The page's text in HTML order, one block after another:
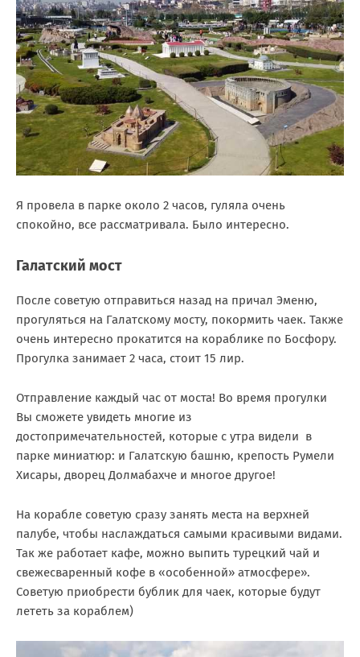
Я провела в парке около 2 часов, гуляла очень
спокойно, все рассматривала. Было интересно.
Галатский мост
После советую отправиться назад на причал Эменю,
прогуляться на Галатскому мосту, покормить чаек. Также
очень интересно прокатится на кораблике по Босфору.
Прогулка занимает 2 часа, стоит 15 лир.
Отправление каждый час от моста! Во время прогулки
Вы сможете увидеть многие из
достопримечательностей, которые с утра видели в
парке миниатюр: и Галатскую башню, крепость Румели
Хисары, дворец Долмабахче и многое другое!
На корабле советую сразу занять места на верхней
палубе, чтобы наслаждаться самыми красивыми видами.
Так же работает кафе, можно выпить турецкий чай и
свежесваренный кофе в «особенной» атмосфере».
Советую приобрести бублик для чаек, которые будут
лететь за кораблем)